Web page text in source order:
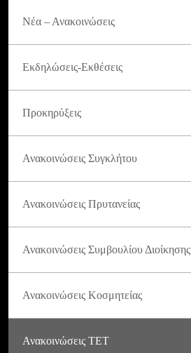
Νέα – Ανακοινώσεις
Εκδηλώσεις-Εκθέσεις
Προκηρύξεις
Ανακοινώσεις Συγκλήτου
Ανακοινώσεις Πρυτανείας
Ανακοινώσεις Συμβουλίου Διοίκησης
Ανακοινώσεις Κοσμητείας
Ανακοινώσεις ΤΕΤ